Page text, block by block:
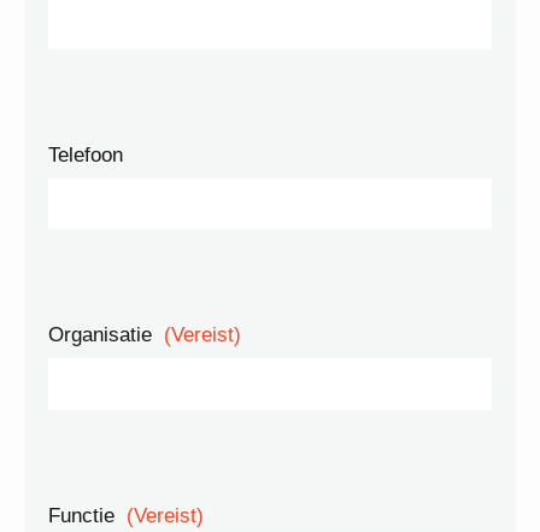
Telefoon
Organisatie (Vereist)
Functie (Vereist)